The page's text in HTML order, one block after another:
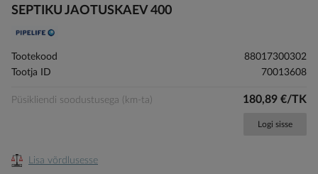
to
beginning
of
images
gallery
SEPTIKU JAOTUSKAEV 400
Tootekood
88017300302
Tootja ID
70013608
Püsikliendi soodustusega (km-ta) 180,89 €/TK
Logi sisse
Lisa võrdlusesse